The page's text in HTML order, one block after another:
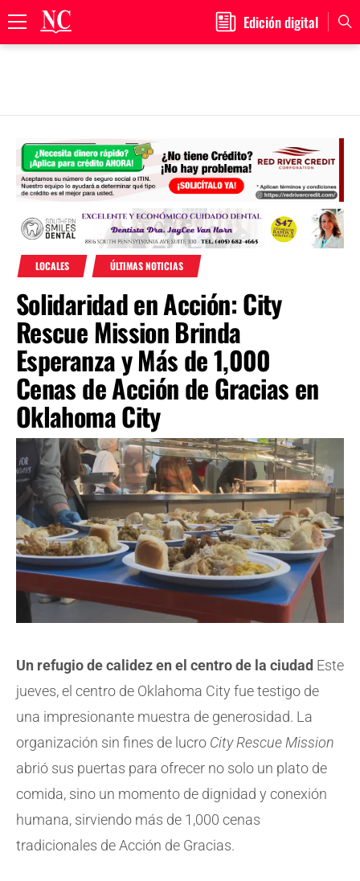
content
Edición digital
LOCALES ÚLTIMAS NOTICIAS
Solidaridad en Acción: City
Rescue Mission Brinda
Esperanza y Más de 1,000
Cenas de Acción de Gracias en
Oklahoma City
Un refugio de calidez en el centro de la ciudad Este
jueves, el centro de Oklahoma City fue testigo de
una impresionante muestra de generosidad. La
organización sin fines de lucro City Rescue Mission
abrió sus puertas para ofrecer no solo un plato de
comida, sino un momento de dignidad y conexión
humana, sirviendo más de 1,000 cenas
tradicionales de Acción de Gracias.